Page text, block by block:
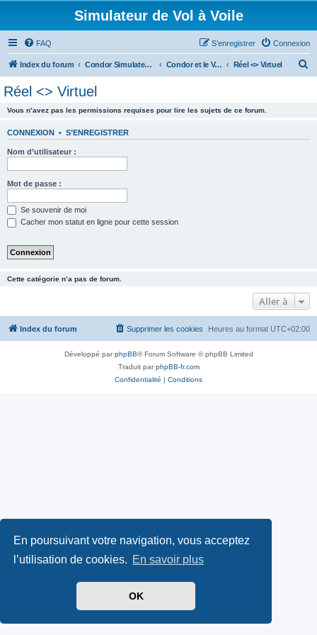
En poursuivant votre navigation, vous acceptez
l’utilisation de cookies. En savoir plus
OK
Simulateur de Vol à Voile
FAQ Connexion
S’enregistrer
Index du forum Condor Simulateur de Vol à Voile Condor et le Vol Réel Réel <> Virtuel
Réel <> Virtuel
Vous n’avez pas les permissions requises pour lire les sujets de ce forum.
CONNEXION • S’ENREGISTRER
Nom d’utilisateur :
Mot de passe :
Se souvenir de moi
Cacher mon statut en ligne pour cette session
Cette catégorie n’a pas de forum.
Aller à
Index du forum Heures au format UTC+02:00
Supprimer les cookies
Développé parphpBB® Forum Software © phpBB Limited
Traduit parphpBB-fr.com
Confidentialité | Conditions